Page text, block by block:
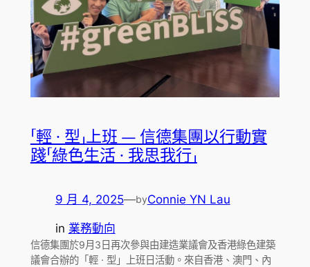
「輕 · 型」上班 — 信德集團以行動實
踐「綠色生活 · 我思我行」
9 月 4, 2025—byConnie YN Lau
in 業務動向
信德集團於9月3日再次參與由建造業議會及香港綠色建築
議會合辦的「輕 · 型」上班日活動。來自香港、澳門、內